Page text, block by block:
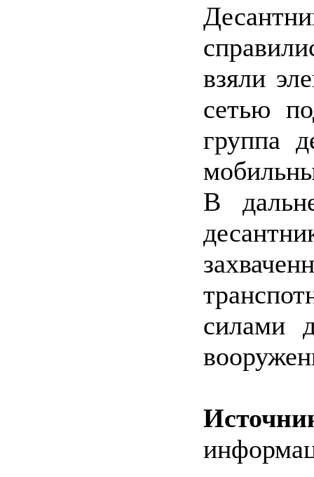
взяли
сетью
группа
В
силами